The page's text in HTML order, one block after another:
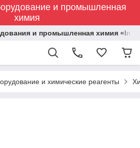
и промышленная
химия
и промышленная химия
и химические реагенты